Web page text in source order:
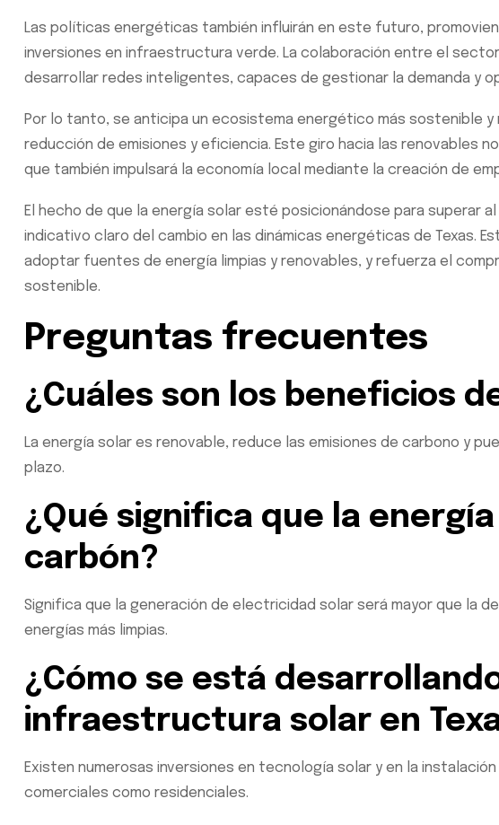
Las políticas energéticas también influirán en este futuro,
inversiones en infraestructura verde. La colaboración entre el
desarrollar redes inteligentes, capaces de gestionar la demanda y
Por lo tanto, se anticipa un ecosistema energético más sostenible
reducción de emisiones y eficiencia. Este giro hacia las renovables
que también impulsará la economía local mediante la creación de
El hecho de que la energía solar esté posicionándose para superar al
indicativo claro del cambio en las dinámicas energéticas de Texas.
adoptar fuentes de energía limpias y renovables, y refuerza el
sostenible.
Preguntas frecuentes
¿Cuáles son los beneficios
La energía solar es renovable, reduce las emisiones de carbono y
plazo.
¿Qué significa que la
carbón?
Significa que la generación de electricidad solar será mayor que la
energías más limpias.
¿Cómo se está
infraestructura solar en
Existen numerosas inversiones en tecnología solar y en la
comerciales como residenciales.